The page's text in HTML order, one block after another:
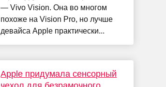
— Vivo Vision. Она во многом
похоже на Vision Pro, но лучше
девайса Apple практически...
Apple придумала сенсорный